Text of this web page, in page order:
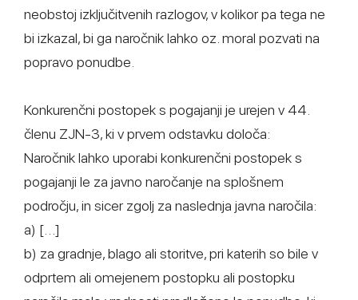
neobstoj izključitvenih razlogov, v kolikor pa tega ne
bi izkazal, bi ga naročnik lahko oz. moral pozvati na
popravo ponudbe.
Konkurenčni postopek s pogajanji je urejen v 44.
členu ZJN-3, ki v prvem odstavku določa:
Naročnik lahko uporabi konkurenčni postopek s
pogajanji le za javno naročanje na splošnem
področju, in sicer zgolj za naslednja javna naročila:
a) […]
b) za gradnje, blago ali storitve, pri katerih so bile v
odprtem ali omejenem postopku ali postopku